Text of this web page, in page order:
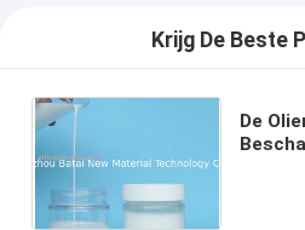
Krijg De Beste
De